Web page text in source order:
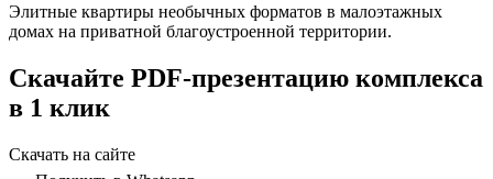
Элитные квартиры необычных форматов в малоэтажных
домах на приватной благоустроенной территории.
Скачайте PDF-презентацию комплекса
в 1 клик
Скачать на сайте